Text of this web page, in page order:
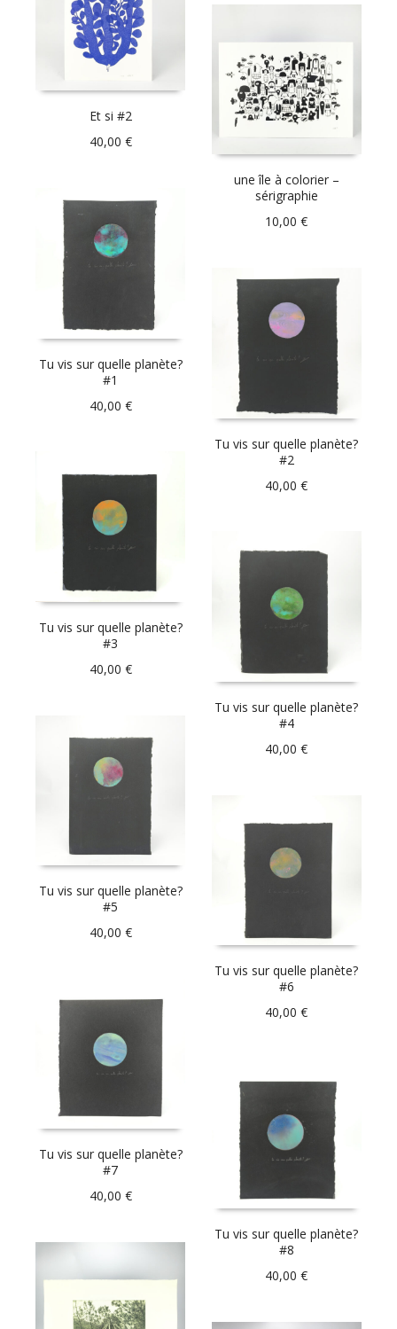
Et si #2
40,00 €
une île à colorier –
sérigraphie
10,00€
Tu vis sur quelle planète?
#1
40,00 €
Tu vis sur quelle planète?
#2
40,00€
Tu vis sur quelle planète?
#3
40,00 €
Tu vis sur quelle planète?
#4
40,00€
Tu vis sur quelle planète?
#5
40,00 €
Tu vis sur quelle planète?
#6
40,00€
Tu vis sur quelle planète?
#7
40,00 €
Tu vis sur quelle planète?
#8
40,00€